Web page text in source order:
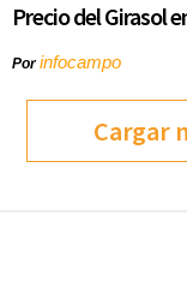
Precio del Girasol
Porinfocampo
Cargar